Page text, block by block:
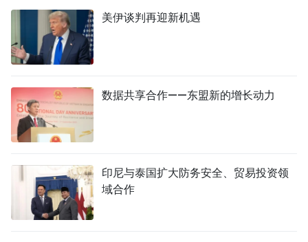
美伊谈判再迎新机遇
数据共享合作——东盟新的增长动力
印尼与泰国扩大防务安全、贸易投资领
域合作